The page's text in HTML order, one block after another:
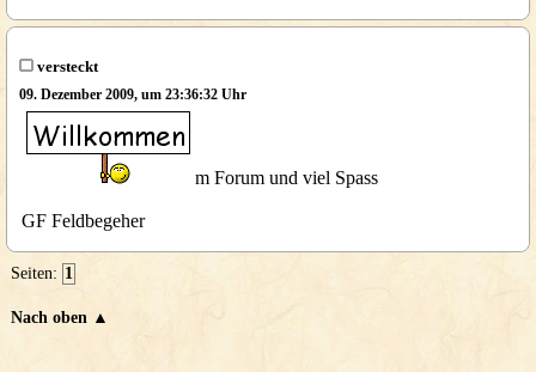
versteckt
09. Dezember 2009, um 23:36:32 Uhr
m Forum und viel Spass
GF Feldbegeher
Seiten: 1
Nach oben ▲